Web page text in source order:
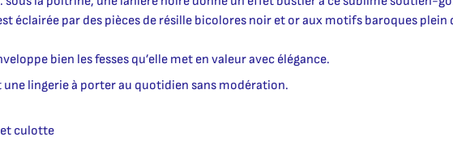
éclairée par des pièces de résille bicolores noir et or aux motifs baroques
bien les fesses qu’elle met en valeur avec élégance.
lingerie à porter au quotidien sans modération.
culotte